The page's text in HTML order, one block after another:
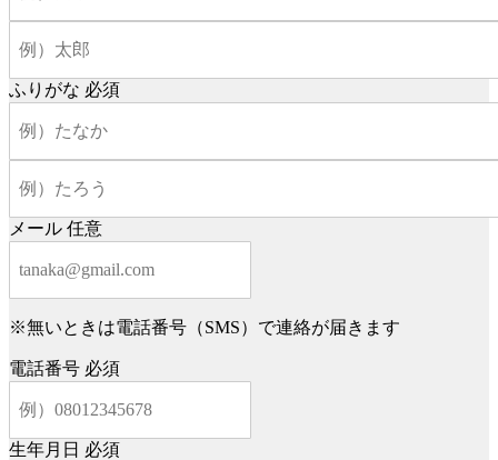
ふりがな 必須
メール 任意
※無いときは電話番号（SMS）で連絡が届きます
電話番号 必須
生年月日 必須